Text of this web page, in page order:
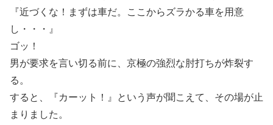
『近づくな！まずは車だ。ここからズラかる車を用意
し・・・』
ゴッ！
男が要求を言い切る前に、京極の強烈な肘打ちが炸裂す
る。
すると、『カーット！』という声が聞こえて、その場が止
まりました。